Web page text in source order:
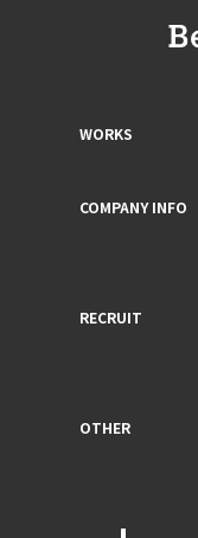
WORKS
COMPANY INFO
RECRUIT
OTHER